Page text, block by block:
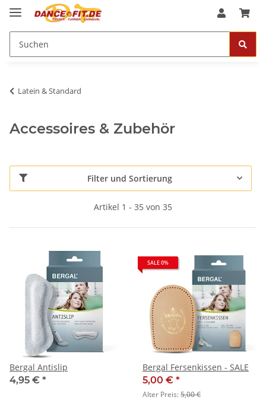
Latein & Standard
Accessoires & Zubehör
Filter und Sortierung
Artikel 1 - 35 von 35
Bergal Antislip
4,95 € *
SALE 0%
Bergal Fersenkissen - SALE
5,00 € *
Alter Preis:5,00 €